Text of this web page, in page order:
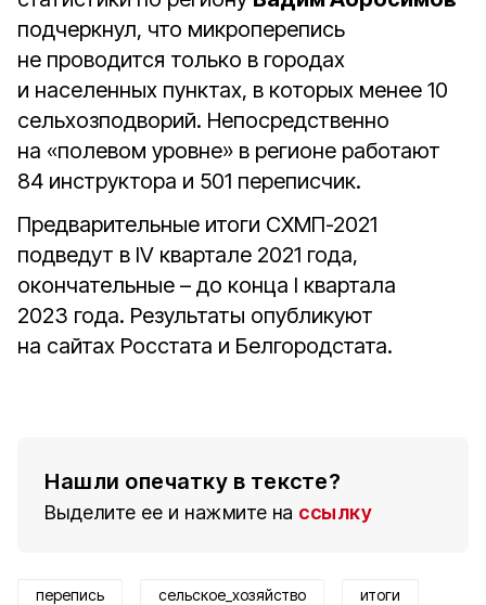
подчеркнул, что микроперепись
не проводится только в городах
и населенных пунктах, в которых менее 10
сельхозподворий. Непосредственно
на «полевом уровне» в регионе работают
84 инструктора и 501 переписчик.
Предварительные итоги СХМП-2021
подведут в IV квартале 2021 года,
окончательные – до конца I квартала
2023 года. Результаты опубликуют
на сайтах Росстата и Белгородстата.
Нашли опечатку в тексте?
Выделите ее и нажмите на ссылку
перепись сельское_хозяйство итоги